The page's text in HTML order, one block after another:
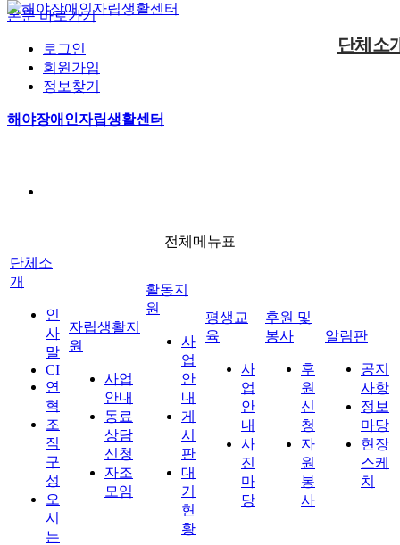
본문 바로가기
로그인
회원가입
정보찾기
해야장애인자립생활센터
단체소
사업안내
후원신청
전체메뉴표
단체소
개
인
사
말
CI
연
혁
조
직
구
성
오
시
는
자립생활지
원
사업
안내
동료
상담
신청
자조
모임
활동지
원
사
업
안
내
게
시
판
대
기
현
황
평생교
육
사
업
안
내
사
진
마
당
후원 및
봉사
후
원
신
청
자
원
봉
사
알림판
공지
사항
정보
마당
현장
스케
치